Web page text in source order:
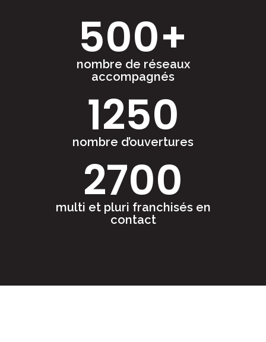
nombre de réseaux
accompagnés
500+
nombre d’ouvertures
1250
multi et pluri franchisés en
contact
2700